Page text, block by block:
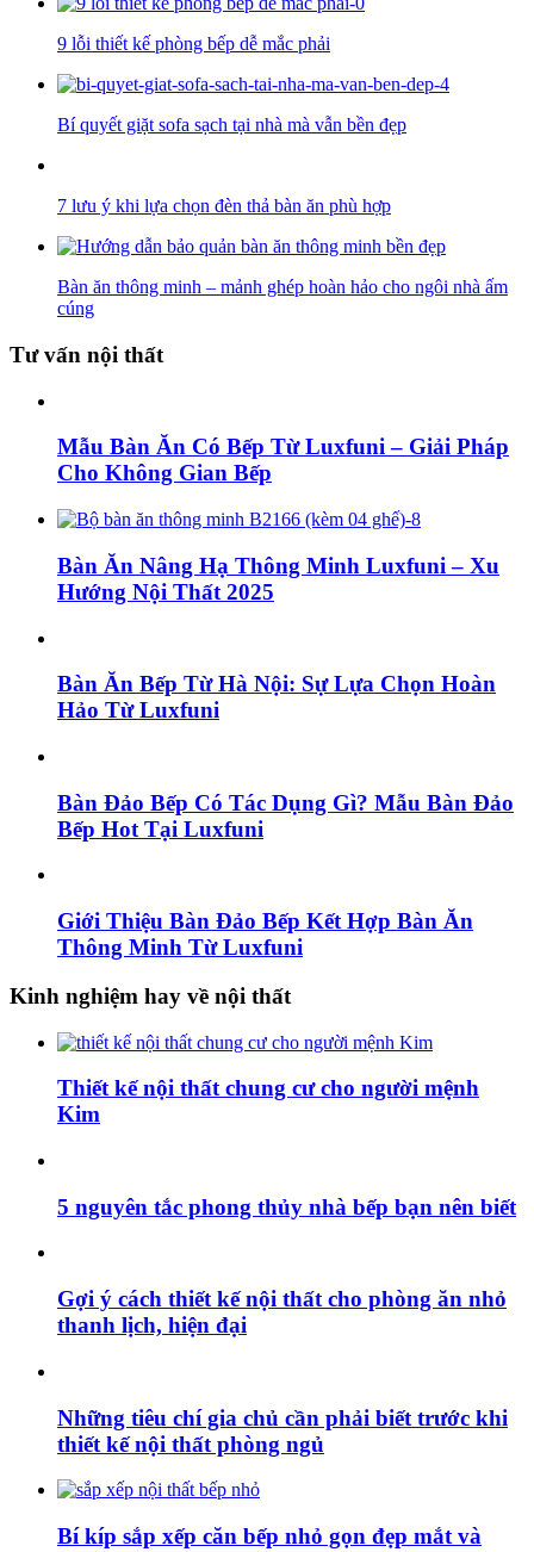
9 lỗi thiết kế phòng bếp dễ mắc phải
Bí quyết giặt sofa sạch tại nhà mà vẫn bền đẹp
7 lưu ý khi lựa chọn đèn thả bàn ăn phù hợp
Bàn ăn thông minh – mảnh ghép hoàn hảo cho ngôi nhà ấm
cúng
Tư vấn nội thất
Mẫu Bàn Ăn Có Bếp Từ Luxfuni – Giải Pháp
Cho Không Gian Bếp
Bàn Ăn Nâng Hạ Thông Minh Luxfuni – Xu
Hướng Nội Thất 2025
Bàn Ăn Bếp Từ Hà Nội: Sự Lựa Chọn Hoàn
Hảo Từ Luxfuni
Bàn Đảo Bếp Có Tác Dụng Gì? Mẫu Bàn Đảo
Bếp Hot Tại Luxfuni
Giới Thiệu Bàn Đảo Bếp Kết Hợp Bàn Ăn
Thông Minh Từ Luxfuni
Kinh nghiệm hay về nội thất
Thiết kế nội thất chung cư cho người mệnh
Kim
5 nguyên tắc phong thủy nhà bếp bạn nên biết
Gợi ý cách thiết kế nội thất cho phòng ăn nhỏ
thanh lịch, hiện đại
Những tiêu chí gia chủ cần phải biết trước khi
thiết kế nội thất phòng ngủ
Bí kíp sắp xếp căn bếp nhỏ gọn đẹp mắt và